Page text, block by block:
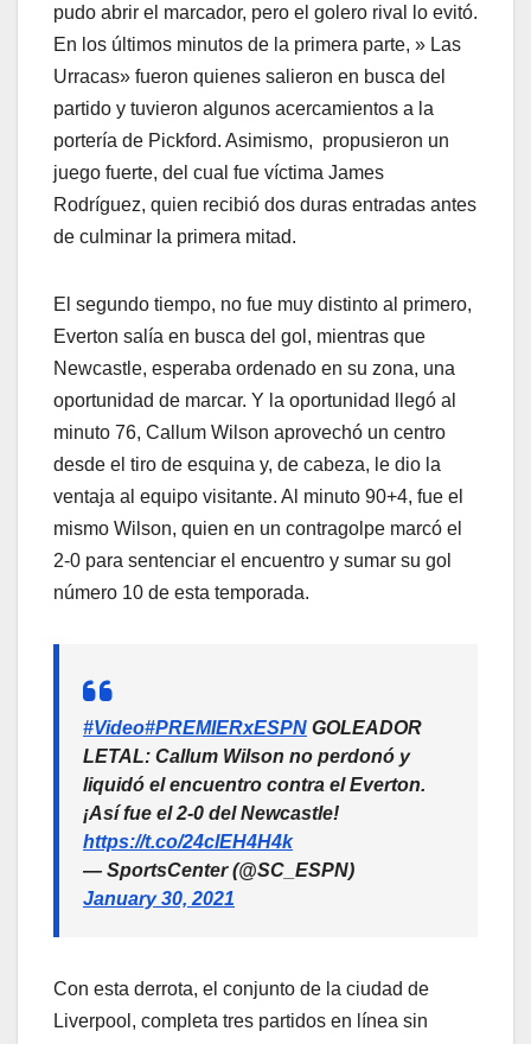
pudo abrir el marcador, pero el golero rival lo evitó.
En los últimos minutos de la primera parte, » Las
Urracas» fueron quienes salieron en busca del
partido y tuvieron algunos acercamientos a la
portería de Pickford. Asimismo, propusieron un
juego fuerte, del cual fue víctima James
Rodríguez, quien recibió dos duras entradas antes
de culminar la primera mitad.
El segundo tiempo, no fue muy distinto al primero,
Everton salía en busca del gol, mientras que
Newcastle, esperaba ordenado en su zona, una
oportunidad de marcar. Y la oportunidad llegó al
minuto 76, Callum Wilson aprovechó un centro
desde el tiro de esquina y, de cabeza, le dio la
ventaja al equipo visitante. Al minuto 90+4, fue el
mismo Wilson, quien en un contragolpe marcó el
2-0 para sentenciar el encuentro y sumar su gol
número 10 de esta temporada.
#Video#PREMIERxESPN GOLEADOR
LETAL: Callum Wilson no perdonó y
liquidó el encuentro contra el Everton.
¡Así fue el 2-0 del Newcastle!
https://t.co/24clEH4H4k
— SportsCenter (@SC_ESPN)
January 30, 2021
Con esta derrota, el conjunto de la ciudad de
Liverpool, completa tres partidos en línea sin